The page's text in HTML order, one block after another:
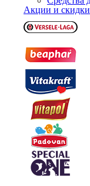
Акции и скидки